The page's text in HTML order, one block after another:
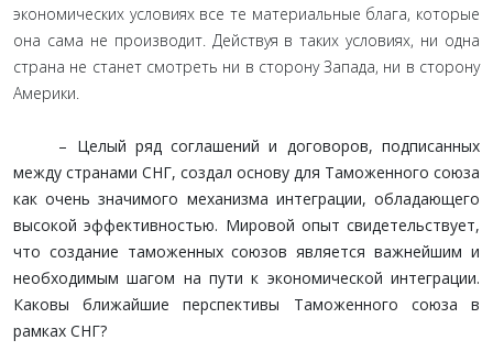
экономических условиях все те материальные блага, которые
она сама не производит. Действуя в таких условиях, ни одна
страна не станет смотреть ни в сторону Запада, ни в сторону
Америки.
– Целый ряд соглашений и договоров, подписанных
между странами СНГ, создал основу для Таможенного союза
как очень значимого механизма интеграции, обладающего
высокой эффективностью. Мировой опыт свидетельствует,
что создание таможенных союзов является важнейшим и
необходимым шагом на пути к экономической интеграции.
Каковы ближайшие перспективы Таможенного союза в
рамках СНГ?